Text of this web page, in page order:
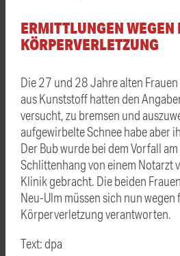
ERMITTLUNGEN WEGEN
KÖRPERVERLETZUNG
Die 27 und 28 Jahre alten
aus Kunststoff hatten den
versucht, zu bremsen und
aufgewirbelte Schnee habe aber
Der Bub wurde bei dem Vorfall
Schlittenhang von einem Notarzt
Klinik gebracht. Die beiden
Neu-Ulm müssen sich nun
Körperverletzung verantworten.
Text: dpa